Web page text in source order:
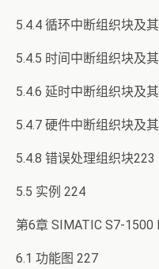
5.4.4 循环中断组织块及
5.4.5 时间中断组织块及
5.4.6 延时中断组织块及
5.4.7 硬件中断组织块及
5.4.8 错误处理组织块223
5.5 实例 224
第6章 SIMATIC S7-1500
6.1 功能图 227